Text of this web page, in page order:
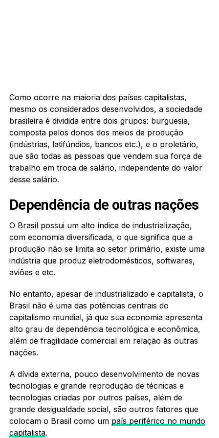
Como ocorre na maioria dos países capitalistas,
mesmo os considerados desenvolvidos, a sociedade
brasileira é dividida entre dois grupos: burguesia,
composta pelos donos dos meios de produção
(indústrias, latifúndios, bancos etc.), e o proletário,
que são todas as pessoas que vendem sua força de
trabalho em troca de salário, independente do valor
desse salário.
Dependência de outras nações
O Brasil possui um alto índice de industrialização,
com economia diversificada, o que significa que a
produção não se limita ao setor primário, existe uma
indústria que produz eletrodomésticos, softwares,
aviões e etc.
No entanto, apesar de industrializado e capitalista, o
Brasil não é uma das potências centrais do
capitalismo mundial, já que sua economia apresenta
alto grau de dependência tecnológica e econômica,
além de fragilidade comercial em relação às outras
nações.
A dívida externa, pouco desenvolvimento de novas
tecnologias e grande reprodução de técnicas e
tecnologias criadas por outros países, além de
grande desigualdade social, são outros fatores que
colocam o Brasil como um país periférico no mundo
capitalista.